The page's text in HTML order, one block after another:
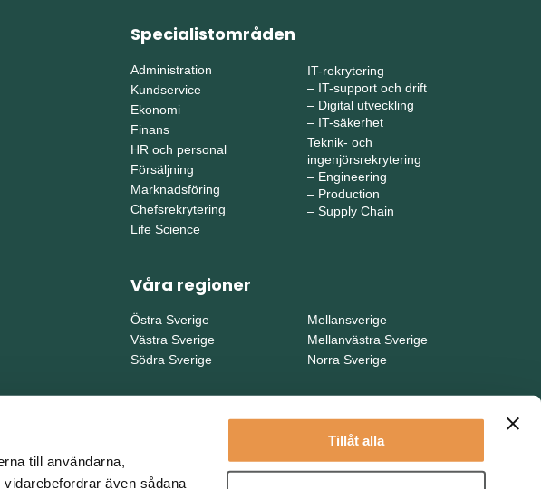
till användarna,
även sådana
Tillåt alla
Specialistområden
Administration
Kundservice
Ekonomi
Finans
HR och personal
Försäljning
Marknadsföring
Chefsrekrytering
Life Science
IT-rekrytering
– IT-support och drift
– Digital utveckling
– IT-säkerhet
Teknik- och
ingenjörsrekrytering
– Engineering
– Production
– Supply Chain
Våra regioner
Östra Sverige
Västra Sverige
Södra Sverige
Mellansverige
Mellanvästra Sverige
Norra Sverige